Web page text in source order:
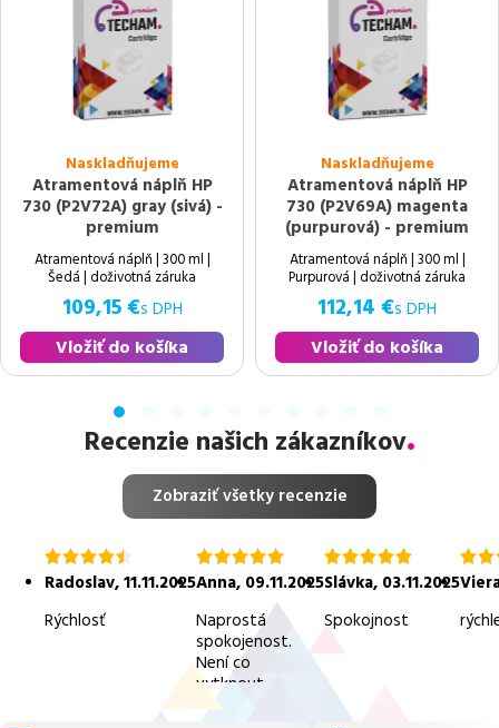
Naskladňujeme
Atramentová náplň HP
730 (P2V72A) gray (sivá) -
premium
Atramentová náplň | 300 ml |
Šedá | doživotná záruka
109,15 €s DPH
Vložiť do košíka
Naskladňujeme
Atramentová náplň HP
730 (P2V69A) magenta
(purpurová) - premium
Atramentová náplň | 300 ml |
Purpurová | doživotná záruka
112,14 €s DPH
Vložiť do košíka
Recenzie našich zákazníkov
Zobraziť všetky recenzie
hodnotenie
4.5
5
Radoslav,11.11.2025
Rýchlosť
hodnotenie
5.0
5
Anna, 09.11.2025
Naprostá
spokojenost.
Není co
vytknout.
hodnotenie
5.0
5
Slávka, 03.11.2025
Spokojnost
5.0
5